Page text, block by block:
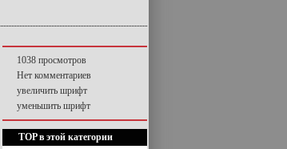
1038 просмотров
Нет комментариев
увеличить шрифт
уменьшить шрифт
TOP в этой категории